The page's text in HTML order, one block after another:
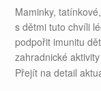
Maminky,
s dětmi tuto chvíli
podpořit imunitu
zahradnické
Přejít na detail